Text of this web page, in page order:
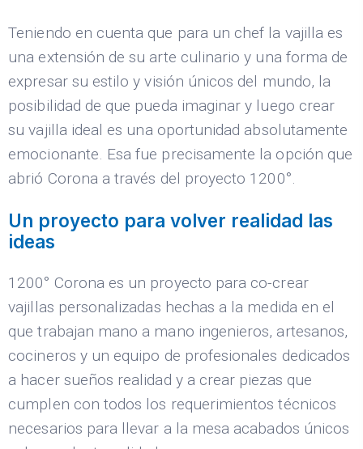
Teniendo en cuenta que para un chef la vajilla es
una extensión de su arte culinario y una forma de
expresar su estilo y visión únicos del mundo, la
posibilidad de que pueda imaginar y luego crear
su vajilla ideal es una oportunidad absolutamente
emocionante. Esa fue precisamente la opción que
abrió Corona a través del proyecto 1200°.
Un proyecto para volver realidad las
ideas
1200° Corona es un proyecto para co-crear
vajillas personalizadas hechas a la medida en el
que trabajan mano a mano ingenieros, artesanos,
cocineros y un equipo de profesionales dedicados
a hacer sueños realidad y a crear piezas que
cumplen con todos los requerimientos técnicos
necesarios para llevar a la mesa acabados únicos